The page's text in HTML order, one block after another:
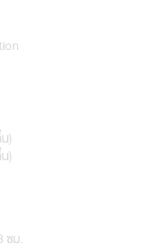
)
)
ซม.